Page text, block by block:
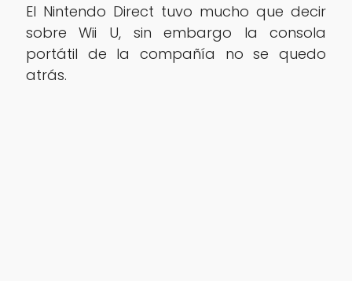
El Nintendo Direct tuvo mucho que decir
sobre Wii U, sin embargo la consola
portátil de la compañía no se quedo
atrás.